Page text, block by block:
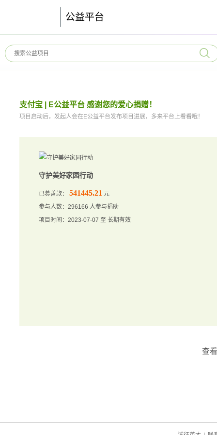
公益平台
支付宝 | E公益平台 感谢您的爱心捐赠！
项目启动后，发起人会在E公益平台发布项目进展，多来平台上看看哦！
守护美好家园行动
已募善款： 541445.21 元
参与人数：296166 人参与捐助
项目时间：2023-07-07 至 长期有效
查看